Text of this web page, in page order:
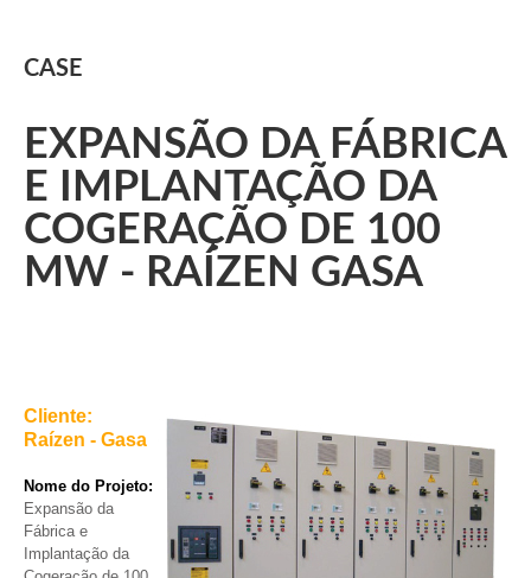
CASE
EXPANSÃO DA FÁBRICA
E IMPLANTAÇÃO DA
COGERAÇÃO DE 100
MW - RAÍZEN GASA
Cliente:
Raízen - Gasa
Nome do Projeto:
Expansão da
Fábrica e
Implantação da